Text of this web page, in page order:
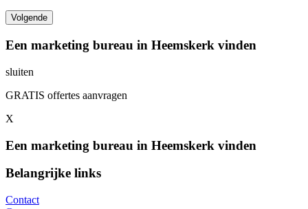
Een marketing bureau in Heemskerk vinden
sluiten
GRATIS offertes aanvragen
X
Een marketing bureau in Heemskerk vinden
Belangrijke links
Contact